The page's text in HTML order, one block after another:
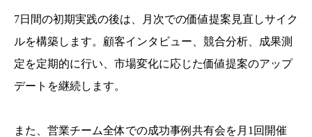
7日間の初期実践の後は、月次での価値提案見直しサイク
ルを構築します。顧客インタビュー、競合分析、成果測
定を定期的に行い、市場変化に応じた価値提案のアップ
デートを継続します。
また、営業チーム全体での成功事例共有会を月1回開催